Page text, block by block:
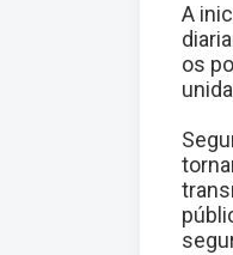
A
os